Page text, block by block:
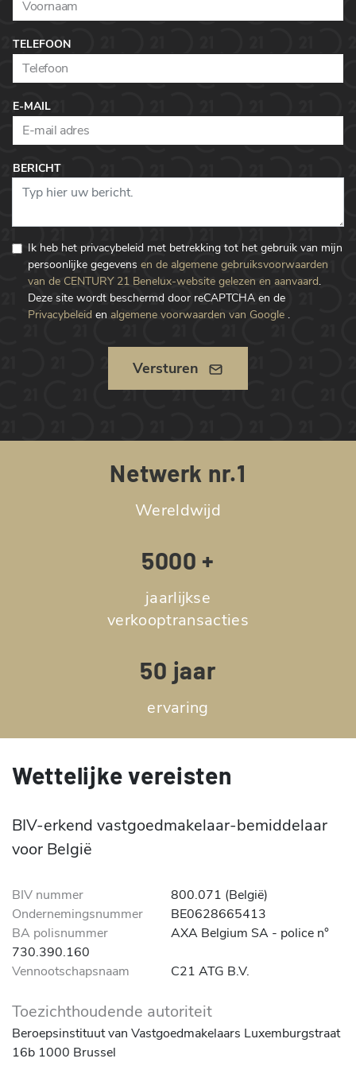
TELEFOON
E-MAIL
BERICHT
Ik heb het privacybeleid met betrekking tot het gebruik van mijn
persoonlijke gegevens en de algemene gebruiksvoorwaarden
van de CENTURY 21 Benelux-website gelezen en aanvaard.
Deze site wordt beschermd door reCAPTCHA en de
Privacybeleid en algemene voorwaarden van Google .
Versturen
Netwerk nr.1
Wereldwijd
5000 +
jaarlijkse
verkooptransacties
50 jaar
ervaring
Wettelijke vereisten
BIV-erkend vastgoedmakelaar-bemiddelaar
voor België
BIV nummer
800.071 (België)
Ondernemingsnummer
BE0628665413
BA polisnummer
AXA Belgium SA - police n°
730.390.160
Vennootschapsnaam
C21 ATG B.V.
Toezichthoudende autoriteit
Beroepsinstituut van Vastgoedmakelaars Luxemburgstraat
16b 1000 Brussel